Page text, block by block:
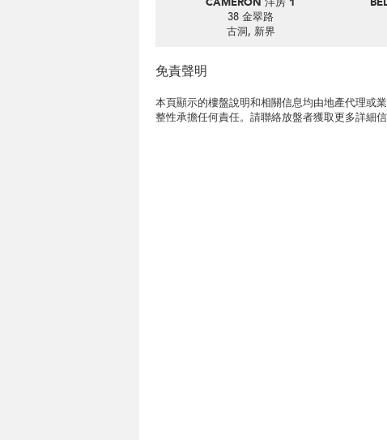
38 金翠路
古洞, 新界
免責聲明
本頁顯示的樓盤說明和相關信息均由地產代理或
整性承擔任何責任。請聯絡放盤者獲取更多詳細